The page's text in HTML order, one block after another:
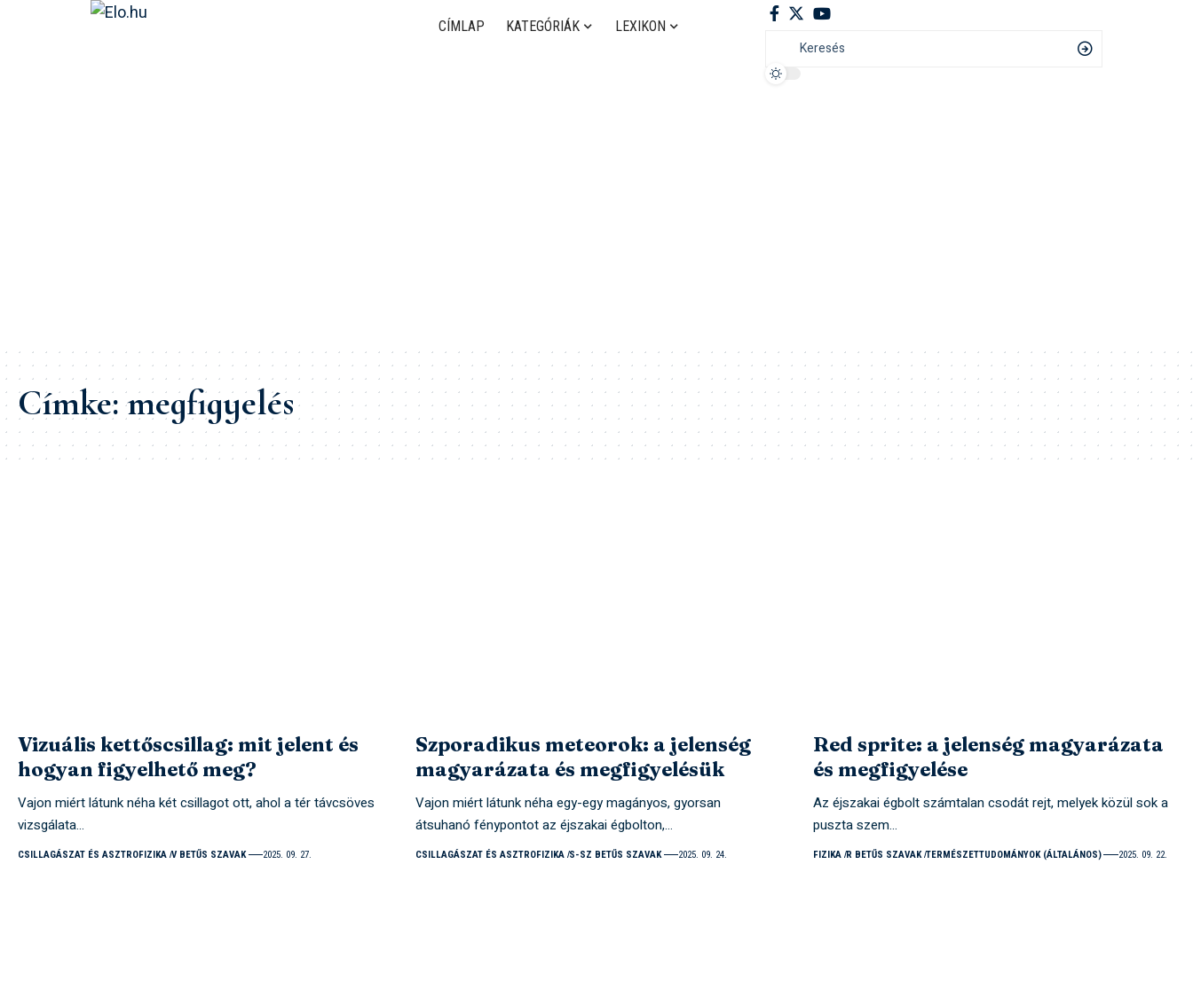
CÍMLAP KATEGÓRIÁK LEXIKON
Címke:megfigyelés
Vizuális kettőscsillag: mit jelent és
hogyan figyelhető meg?
Vajon miért látunk néha két csillagot ott, ahol a tér távcsöves
vizsgálata…
CSILLAGÁSZAT ÉS ASZTROFIZIKA V BETŰS SZAVAK 2025. 09. 27.
Szporadikus meteorok: a jelenség
magyarázata és megfigyelésük
Vajon miért látunk néha egy-egy magányos, gyorsan
átsuhanó fénypontot az éjszakai égbolton,…
CSILLAGÁSZAT ÉS ASZTROFIZIKA S-SZ BETŰS SZAVAK 2025. 09. 24.
Red sprite: a jelenség magyarázata
és megfigyelése
Az éjszakai égbolt számtalan csodát rejt, melyek közül sok a
puszta szem…
FIZIKA R BETŰS SZAVAK TERMÉSZETTUDOMÁNYOK (ÁLTALÁNOS) 2025. 09. 22.